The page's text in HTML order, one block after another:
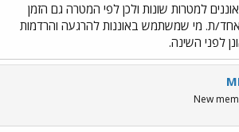
למטרות שונות ולכן לפי המטרה גם הזמן
ת. מי שמשתמש באוננות להרגעה והרדמות
לפני השינה.
New